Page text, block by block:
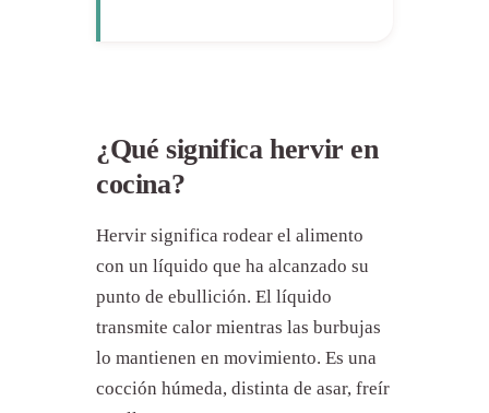
¿Qué significa hervir en
cocina?
Hervir significa rodear el alimento
con un líquido que ha alcanzado su
punto de ebullición. El líquido
transmite calor mientras las burbujas
lo mantienen en movimiento. Es una
cocción húmeda, distinta de asar, freír